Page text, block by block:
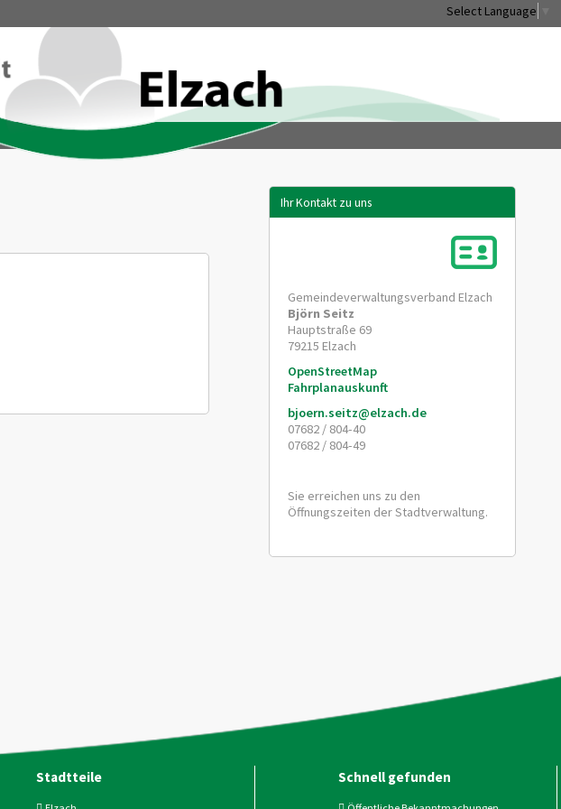
Select Language
Ihr Kontakt zu uns
Gemeindeverwaltungsverband Elzach
Björn Seitz
Hauptstraße 69
79215 Elzach
OpenStreetMap
Fahrplanauskunft
bjoern.seitz@elzach.de
07682 / 804-40
07682 / 804-49
Sie erreichen uns zu den
Öffnungszeiten der Stadtverwaltung.
Stadtteile Schnell gefunden